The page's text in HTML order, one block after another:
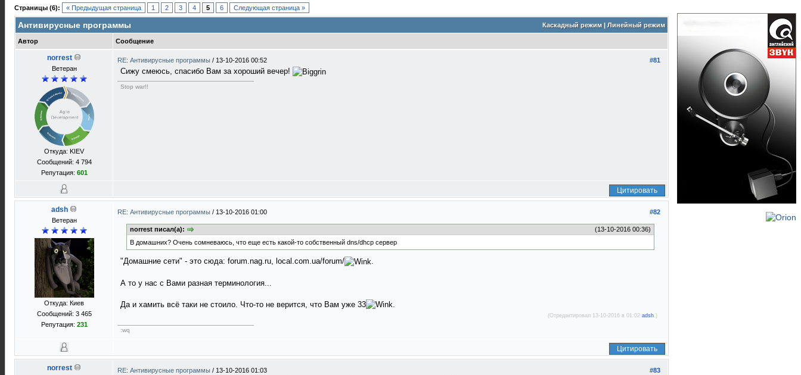
Страницы (6): « Предыдущая страница 1 2 3 4 5 6 Следующая страница »
Каскадный режим| Линейный режим
Антивирусные программы
Автор Сообщение
norrest
Ветеран
Откуда: KIEV
Сообщений: 4 794
Репутация: 601
#81
RE: Антивирусные программы / 13-10-2016 00:52
Сижу смеюсь, спасибо Вам за хороший вечер!
Stop war!!
Цитировать
adsh
Ветеран
Откуда: Киев
Сообщений: 3 465
Репутация: 231
#82
RE: Антивирусные программы / 13-10-2016 01:00
(13-10-2016 00:36)
norrest писал(а):
В домашних? Очень сомневаюсь, что еще есть какой-то собственный dns/dhcp сервер
"Домашние сети" - это сюда: forum.nag.ru, local.com.ua/forum/ .
А то у нас с Вами разная терминология...
Да и хамить всё таки не стоило. Что-то не верится, что Вам уже 33
(Отредактировал 13-10-2016 в 01:02 adsh.)
:wq
Цитировать
norrest #83
RE: Антивирусные программы / 13-10-2016 01:03